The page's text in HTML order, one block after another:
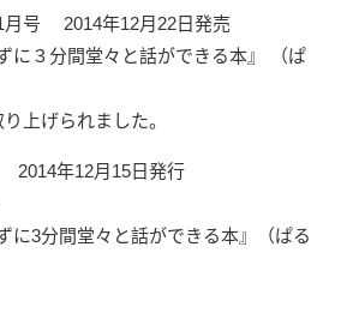
月号 2014年12月22日発売
に３分間堂々と話ができる本』 （ぱ
上げられました。
2014年12月15日発行
に3分間堂々と話ができる本』（ぱる